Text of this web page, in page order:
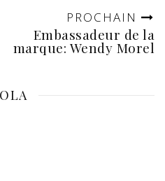
PROCHAIN
Embassadeur de la
marque: Wendy Morel